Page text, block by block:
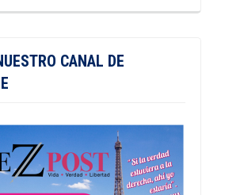
CANAL DE